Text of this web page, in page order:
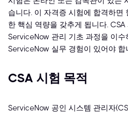
습니다. 이 자격증 시험에 합격하면
한 핵심 역량을 갖추게 됩니다.
ServiceNow 관리 기초 과정을 이수
ServiceNow 실무 경험이 있어야 합
CSA 시험 목적
ServiceNow 공인 시스템 관리자